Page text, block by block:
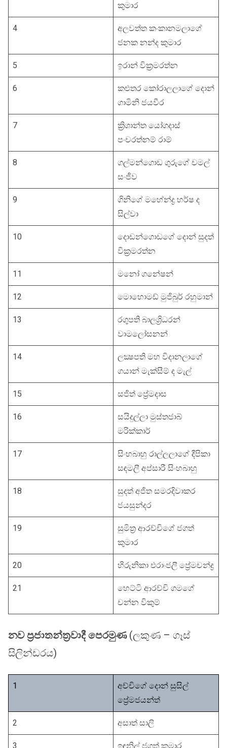
කුමාර
4
අලවත්ත කංකානමලාගේ
ජනක නන්ද කුමාර
5 ඉරාන් වික්‍රමරත්න
6
කළුතර කෝරාලලාගේ දොන්
ගාමිනි ජයවීර
7
ක්‍රිශාන්ත යෝගදාස්
පංචරත්නම් රාම්
8
ගල්මන්ගොඩ ගුරුගේ චමල්
සංජීව
9
ගිනිගේ මහේන්ද්‍ර හර්ෂ ද
සිල්වා
10
දොඩන්ගොඩගේ දොන් සුදත්
වික්‍රමරත්න
11 මනෝ ගනේෂන්
12 මොහොමඩ් මුජිබුර් රහුමාන්
13
රගුපති බාලශ්‍රිධරන්
වාමලෝසනන්
14
ලක්‍ෂපති මහ විදානලාගේ
ගයාන් මැක්සීම් ද මැල්
15 සජිත් ප්‍රේමදාස
16
සයිදුල්ලා මුස්තජාබ්
මරික්කාර්
17
සිංහබාහු රාල්ලලාගේ දීපිකා
සඳමලී අප්සාරී සිංහබාහු
18
සුදත් අජිත සමරදිවාකර
‍ජයසුන්දර
19
සුමිත්‍ර ආරච්චිගේ ජගත්
කුමාර
20 හිරුනිකා එරාංජලී ප්‍රේමචන්ද්‍ර
21
හෙට්ටි ආරච්චි ගමගේ
චන්න විකුම්
නව ප්‍රජාතන්ත්‍රවාදී පෙරමුණ(ලකුණ – ගෑස්
සිලින්ඩරය)
1
අච්චිගේ දොන් සුසිල්
ප්‍රේම‍ජයන්ත්
2 අසාත් සාලි
3 ඉඳුනිල් ‍ජගත් කුමාර